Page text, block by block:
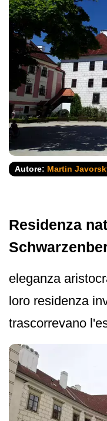
Autore: Martin
Residenza
eleganza
loro residenza
trascorrevano